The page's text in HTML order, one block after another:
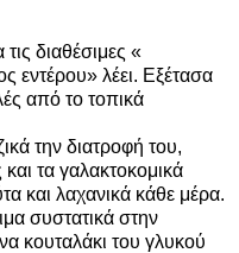
διαθέσιμες «
εντέρου» λέει. Εξέτασα
από το τοπικά
την διατροφή του,
τα γαλακτοκομικά
και λαχανικά κάθε μέρα.
συστατικά στην
κουταλάκι του γλυκού